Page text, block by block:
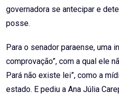
governadora se antecipar e
posse.
Para o senador paraense, uma
comprovação”, com a qual ele
Pará não existe lei”, como a
estado. E pediu a Ana Júlia